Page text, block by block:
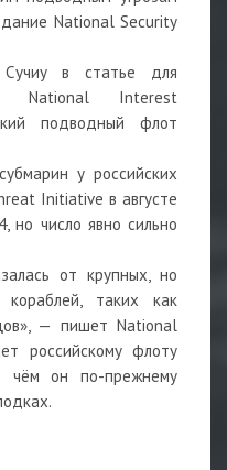
National Security
в статье для
National Interest
подводный флот
у российских
Initiative в августе
но число явно сильно
от крупных, но
таких как
— пишет National
российскому флоту
чём он по-прежнему